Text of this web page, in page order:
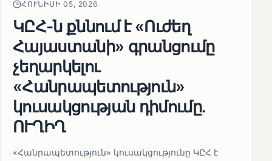
ՀՈՒՆԻՍԻ 05, 2026
ԿԸՀ-ն քննում է «Ուժեղ
Հայաստանի» գրանցումը
չեղարկելու
«Հանրապետություն»
կուսակցության դիմումը.
ՈՒՂԻՂ
«Հանրապետություն» կուսակցությունը ԿԸՀ է